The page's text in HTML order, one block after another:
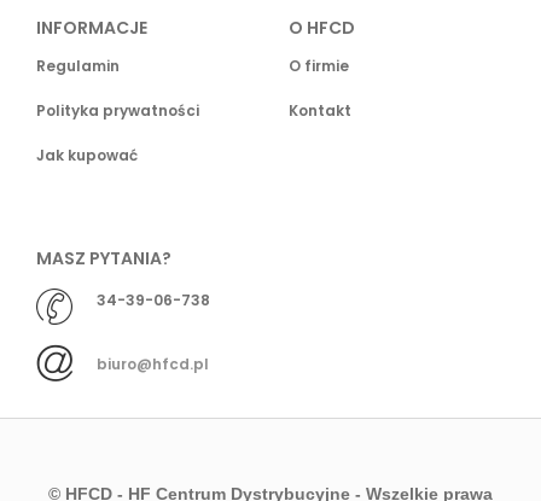
INFORMACJE
Regulamin
Polityka prywatności
Jak kupować
O HFCD
O firmie
Kontakt
MASZ PYTANIA?
34-39-06-738
biuro@hfcd.pl
© HFCD - HF Centrum Dystrybucyjne - Wszelkie prawa